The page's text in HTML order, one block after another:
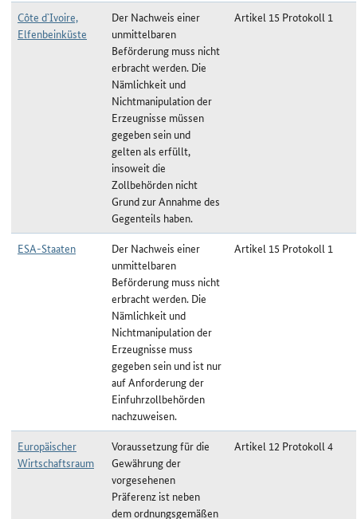
Côte d`Ivoire,
Elfenbeinküste
Der Nachweis einer
unmittelbaren
Beförderung muss nicht
erbracht werden. Die
Nämlichkeit und
Nichtmanipulation der
Erzeugnisse müssen
gegeben sein und
gelten als erfüllt,
insoweit die
Zollbehörden nicht
Grund zur Annahme des
Gegenteils haben.
Artikel 15 Protokoll 1
ESA-Staaten
Der Nachweis einer
unmittelbaren
Beförderung muss nicht
erbracht werden. Die
Nämlichkeit und
Nichtmanipulation der
Erzeugnisse muss
gegeben sein und ist nur
auf Anforderung der
Einfuhrzollbehörden
nachzuweisen.
Artikel 15 Protokoll 1
Europäischer
Wirtschaftsraum
Voraussetzung für die
Gewährung der
vorgesehenen
Präferenz ist neben
dem ordnungsgemäßen
Artikel 12 Protokoll 4